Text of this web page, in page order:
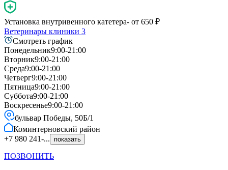
Установка внутривенного катетера- от 650 ₽
Ветеринары клиники 3
Смотреть график
Понедельник9:00-21:00
Вторник9:00-21:00
Среда9:00-21:00
Четверг9:00-21:00
Пятница9:00-21:00
Суббота9:00-21:00
Воскресенье9:00-21:00
бульвар Победы, 50Б/1
Коминтерновский район
+7 980 241-...
показать
ПОЗВОНИТЬ